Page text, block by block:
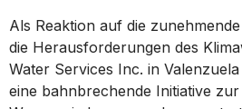
Als Reaktion auf die
die Herausforderungen des
Water Services Inc. in
eine bahnbrechende Initiative zur